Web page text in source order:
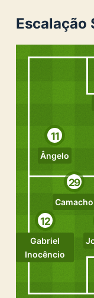
Escalação
11
Ângelo
29
Camacho
12
Gabriel
Inocêncio